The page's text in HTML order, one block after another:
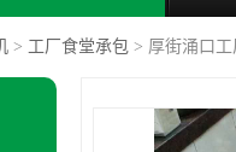
> 工厂食堂承包 > 厚街涌口